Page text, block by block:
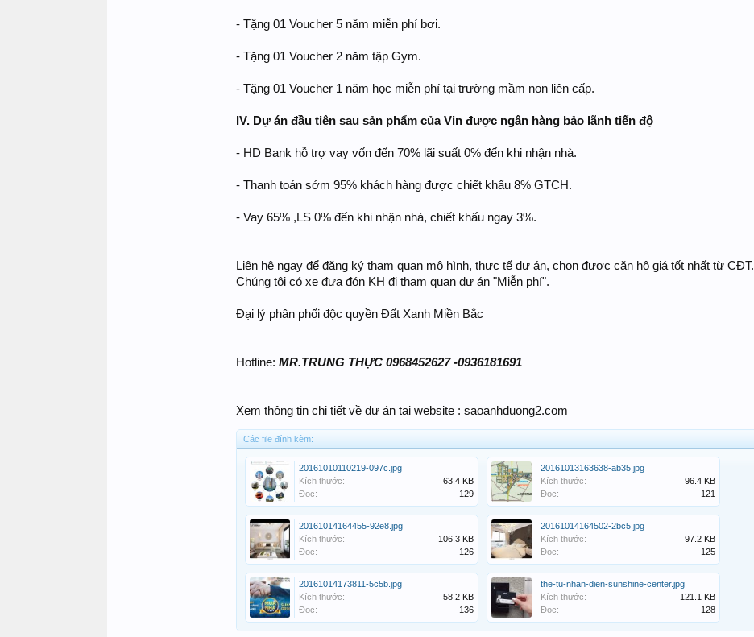
- Tặng 01 Voucher 5 năm miễn phí bơi.
- Tặng 01 Voucher 2 năm tập Gym.
- Tặng 01 Voucher 1 năm học miễn phí tại trường mầm non liên cấp.
IV. Dự án đầu tiên sau sản phẩm của Vin được ngân hàng bảo lãnh tiến độ
- HD Bank hỗ trợ vay vốn đến 70% lãi suất 0% đến khi nhận nhà.
- Thanh toán sớm 95% khách hàng được chiết khấu 8% GTCH.
- Vay 65% ,LS 0% đến khi nhận nhà, chiết khấu ngay 3%.
Liên hệ ngay để đăng ký tham quan mô hình, thực tế dự án, chọn được căn hộ giá tốt nhất từ CĐT.
Chúng tôi có xe đưa đón KH đi tham quan dự án "Miễn phí".
Đại lý phân phối độc quyền Đất Xanh Miền Bắc
Hotline: MR.TRUNG THỰC 0968452627 -0936181691
Xem thông tin chi tiết về dự án tại website : saoanhduong2.com
Các file đính kèm:
20161010110219-097c.jpg
Kích thước:
63.4 KB
Đọc:
129
20161013163638-ab35.jpg
Kích thước:
96.4 KB
Đọc:
121
20161014164455-92e8.jpg
Kích thước:
106.3 KB
Đọc:
126
20161014164502-2bc5.jpg
Kích thước:
97.2 KB
Đọc:
125
20161014173811-5c5b.jpg
Kích thước:
58.2 KB
Đọc:
136
the-tu-nhan-dien-sunshine-center.jpg
Kích thước:
121.1 KB
Đọc:
128